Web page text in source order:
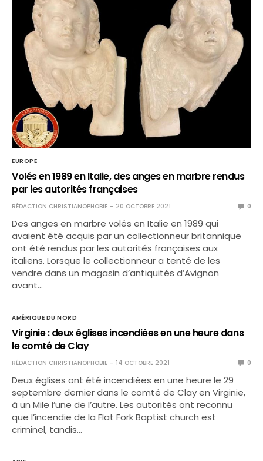
EUROPE
Volés en 1989 en Italie, des anges en marbre rendus
par les autorités françaises
RÉDACTION CHRISTIANOPHOBIE 20 OCTOBRE 2021 0
Des anges en marbre volés en Italie en 1989 qui
avaient été acquis par un collectionneur britannique
ont été rendus par les autorités françaises aux
italiens. Lorsque le collectionneur a tenté de les
vendre dans un magasin d’antiquités d’Avignon
avant…
AMÉRIQUE DU NORD
Virginie : deux églises incendiées en une heure dans
le comté de Clay
RÉDACTION CHRISTIANOPHOBIE 14 OCTOBRE 2021 0
Deux églises ont été incendiées en une heure le 29
septembre dernier dans le comté de Clay en Virginie,
à un Mile l’une de l’autre. Les autorités ont reconnu
que l’incendie de la Flat Fork Baptist church est
criminel, tandis…